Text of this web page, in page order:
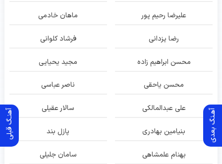
آهنـگ قبلی آهـنگ بعدی
علیرضا رحیم پور ماهان خادمی
رضا یزدانی فرشاد کلوانی
محسن ابراهیم زاده مجید یحیایی
محسن یاحقی ناصر عباسی
علی عبدالمالکی سالار عقیلی
بنیامین بهادری پازل بند
بهنام علمشاهی سامان جلیلی